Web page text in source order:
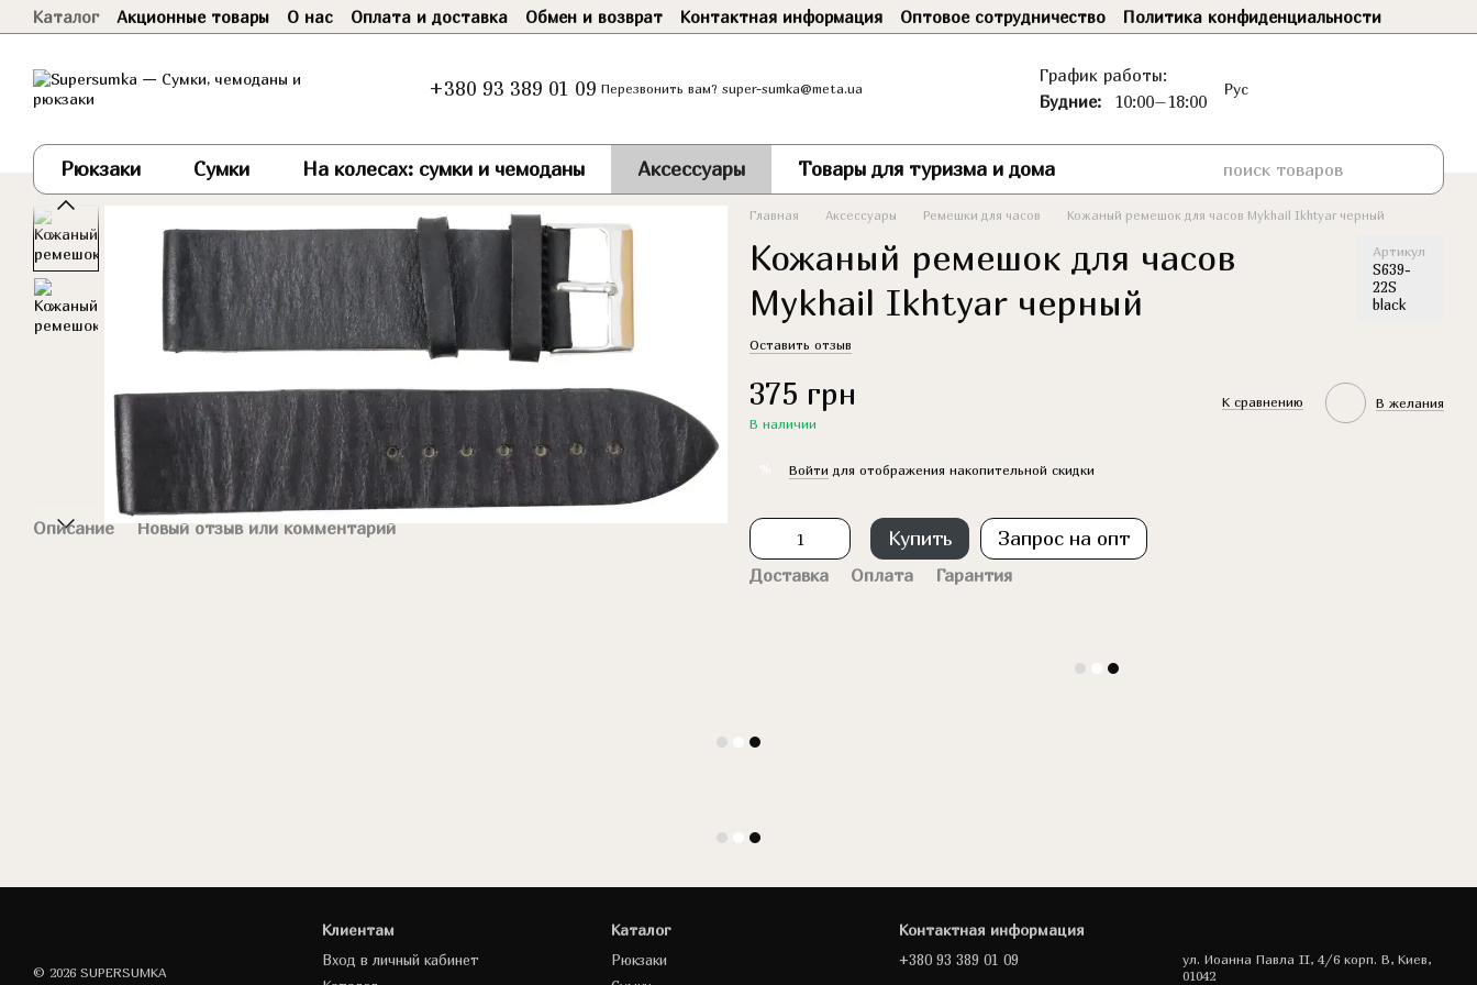
Перейти к основному контенту
Каталог Акционные товары О нас Оплата и доставка Обмен и возврат Контактная информация Оптовое сотрудничество
Политика конфиденциальности
+380 93 389 01 09 Перезвонить вам? super-sumka@meta.ua
График работы:
Будние:
10:00–18:00
Рус
Рюкзаки Сумки На колесах: сумки и чемоданы Аксессуары Товары для туризма и дома
Описание Новый отзыв или комментарий
Главная Аксессуары Ремешки для часов Кожаный ремешок для часов Mykhail Ikhtyar черный
Кожаный ремешок для часов
Mykhail Ikhtyar черный
Артикул
S639-
22S
black
Оставить отзыв
375 грн
В наличии
К сравнению В желания
Войти для отображения накопительной скидки
Купить Запрос на опт
Доставка Оплата Гарантия
© 2026 SUPERSUMKA
Клиентам
Вход в личный кабинет
Каталог
Рюкзаки
Контактная информация
+380 93 389 01 09
ул. Иоанна Павла II, 4/6 корп. В, Киев,
01042